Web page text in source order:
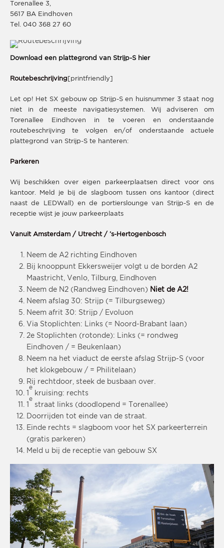
Torenallee 3,
5617 BA Eindhoven
Tel. 040 368 27 60
Download een plattegrond van Strijp-S hier
Routebeschrijving [printfriendly]
Let op! Het SX gebouw op Strijp-S en huisnummer 3 staat nog
niet in de meeste navigatiesystemen. Wij adviseren om
Torenallee Eindhoven in te voeren en onderstaande
routebeschrijving te volgen en/of onderstaande actuele
plattegrond van Strijp-S te hanteren:
Parkeren
Wij beschikken over eigen parkeerplaatsen direct voor ons
kantoor. Meld je bij de slagboom tussen ons kantoor (direct
naast de LEDWall) en de portierslounge van Strijp-S en de
receptie wijst je jouw parkeerplaats
Vanuit Amsterdam / Utrecht / ’s-Hertogenbosch
Neem de A2 richting Eindhoven
Bij knooppunt Ekkersweijer volgt u de borden A2
Maastricht, Venlo, Tilburg, Eindhoven
Neem de N2 (Randweg Eindhoven)
Niet de A2!
Neem afslag 30: Strijp (= Tilburgseweg)
Neem afrit 30: Strijp / Evoluon
Via Stoplichten: Links (= Noord-Brabant laan)
2e Stoplichten (rotonde): Links (= rondweg
Eindhoven / = Beukenlaan)
Neem na het viaduct de eerste afslag Strijp-S (voor
het klokgebouw / = Philitelaan)
Rij rechtdoor, steek de busbaan over.
e
kruising: rechts
e
straat links (doodlopend = Torenallee)
Doorrijden tot einde van de straat.
Einde rechts = slagboom voor het SX parkeerterrein
(gratis parkeren)
Meld u bij de receptie van gebouw SX